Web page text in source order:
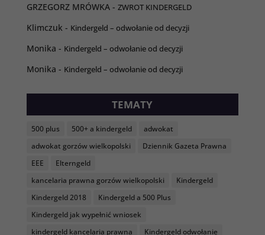
GRZEGORZ MRÓWKA- ZWROT KINDERGELD
Klimczuk- Kindergeld – odwołanie od decyzji
Monika - Kindergeld – odwołanie od decyzji
Monika - Kindergeld – odwołanie od decyzji
TEMATY
500 plus 500+ a kindergeld
adwokat
adwokat gorzów wielkopolski
Dziennik Gazeta Prawna
EEE
Elterngeld
kancelaria prawna gorzów wielkopolski
Kindergeld
Kindergeld 2018
Kindergeld a 500 Plus
Kindergeld jak wypełnić wniosek
kindergeld kancelaria prawna
Kindergeld odwołanie
internetowej,
na podstawie
tego, jak strona
jest używana.
Aby nasza strona
najlepiej
podczas twojego
pliki cookie,
niektóre funkcje
znikną ze strony